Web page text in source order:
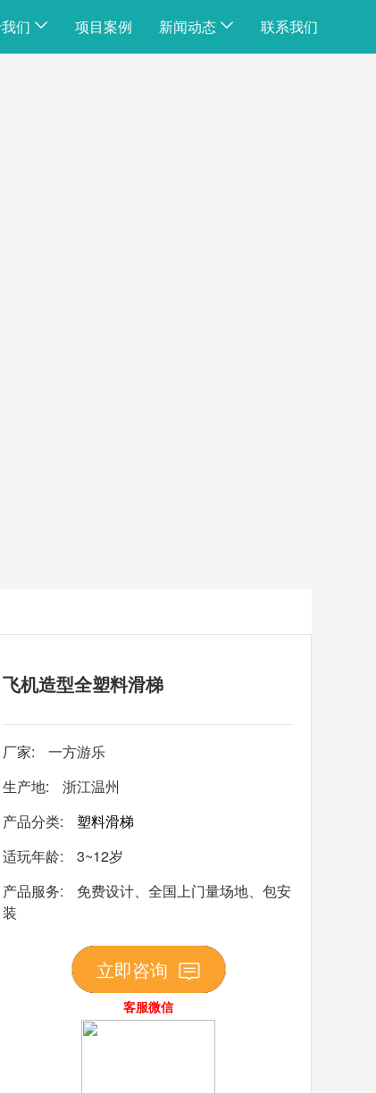
们 项目案例 新闻动态 联系我们
飞机造型全塑料滑梯
厂家:
一方游乐
生产地:
浙江温州
产品分类:
塑料滑梯
适玩年龄:
3~12岁
产品服务:
免费设计、全国上门量场地、包安
装
立即咨询
客服微信